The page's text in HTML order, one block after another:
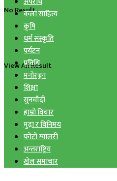
No Result
View All Result
कला साहित्य
कृषि
धर्म संस्कृति
पर्यटन
प्रविधि
मनोरञ्जन
शिक्षा
सुनचाँदी
हाम्रो विचार
मुद्रा र विनिमय
फोटो ग्यालरी
अन्तराष्ट्रिय
खेल समाचार